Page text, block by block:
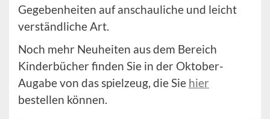
Gegebenheiten auf anschauliche und leicht
verständliche Art.
Noch mehr Neuheiten aus dem Bereich
Kinderbücher finden Sie in der Oktober-
Augabe von das spielzeug, die Sie hier
bestellen können.